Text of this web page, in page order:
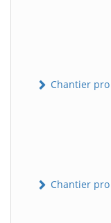
Chantier
Chantier